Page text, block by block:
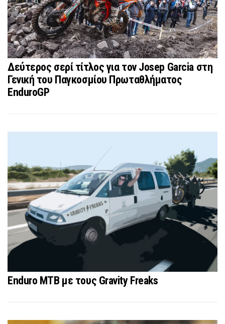
Δεύτερος σερί τίτλος για τον Josep Garcia στη
Γενική του Παγκοσμίου Πρωταθλήματος
EnduroGP
Enduro MTB με τους Gravity Freaks